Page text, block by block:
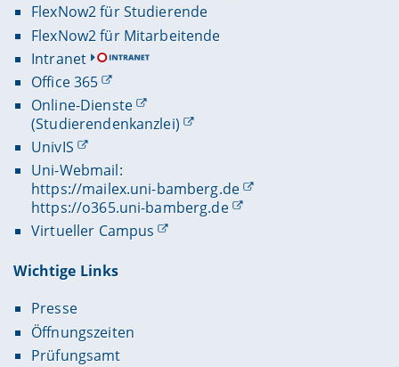
FlexNow2 für Studierende
FlexNow2 für Mitarbeitende
Intranet
Office 365
Online-Dienste
(Studierendenkanzlei)
UnivIS
Uni-Webmail:
https://mailex.uni-bamberg.de
https://o365.uni-bamberg.de
Virtueller Campus
Wichtige Links
Presse
Öffnungszeiten
Prüfungsamt